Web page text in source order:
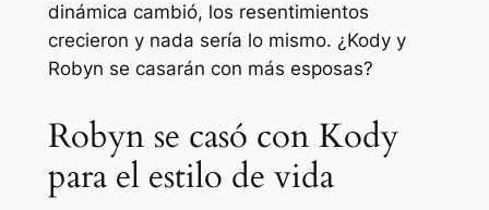
dinámica cambió, los resentimientos
crecieron y nada sería lo mismo. ¿Kody y
Robyn se casarán con más esposas?
Robyn se casó con Kody
para el estilo de vida